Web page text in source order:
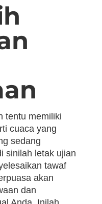
tentu memiliki
cuaca yang
sedang
sinilah letak ujian
tawaf
akan
dan